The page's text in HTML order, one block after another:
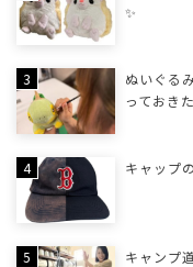
✨
ぬいぐる
っておき
キャップ
キャンプ